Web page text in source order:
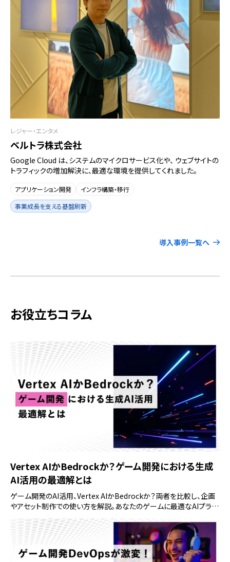
レジャー・エンタメ
ベルトラ株式会社
Google Cloud は、システムのマイクロサービス化や、 ウェブサイトの
トラフィックの増加解決に、最適な環境を提供してくれました。
アプリケーション開発
インフラ構築・移行
事業成長を支える基盤刷新
導入事例一覧へ
お役立ちコラム
Vertex AIかBedrockか？ゲーム開発における生成
AI活用の最適解とは
ゲーム開発のAI活用、Vertex AIかBedrockか？両者を比較し、企画
やアセット制作での使い方を解説。あなたのゲームに最適なAIプラッ
トフォームの選び方がわかります。